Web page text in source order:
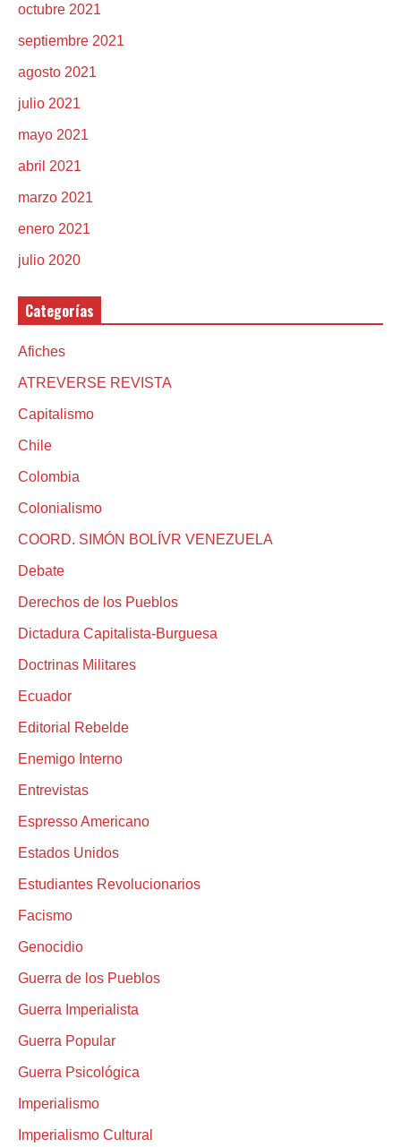
octubre 2021
septiembre 2021
agosto 2021
julio 2021
mayo 2021
abril 2021
marzo 2021
enero 2021
julio 2020
Categorías
Afiches
ATREVERSE REVISTA
Capitalismo
Chile
Colombia
Colonialismo
COORD. SIMÓN BOLÍVR VENEZUELA
Debate
Derechos de los Pueblos
Dictadura Capitalista-Burguesa
Doctrinas Militares
Ecuador
Editorial Rebelde
Enemigo Interno
Entrevistas
Espresso Americano
Estados Unidos
Estudiantes Revolucionarios
Facismo
Genocidio
Guerra de los Pueblos
Guerra Imperialista
Guerra Popular
Guerra Psicológica
Imperialismo
Imperialismo Cultural